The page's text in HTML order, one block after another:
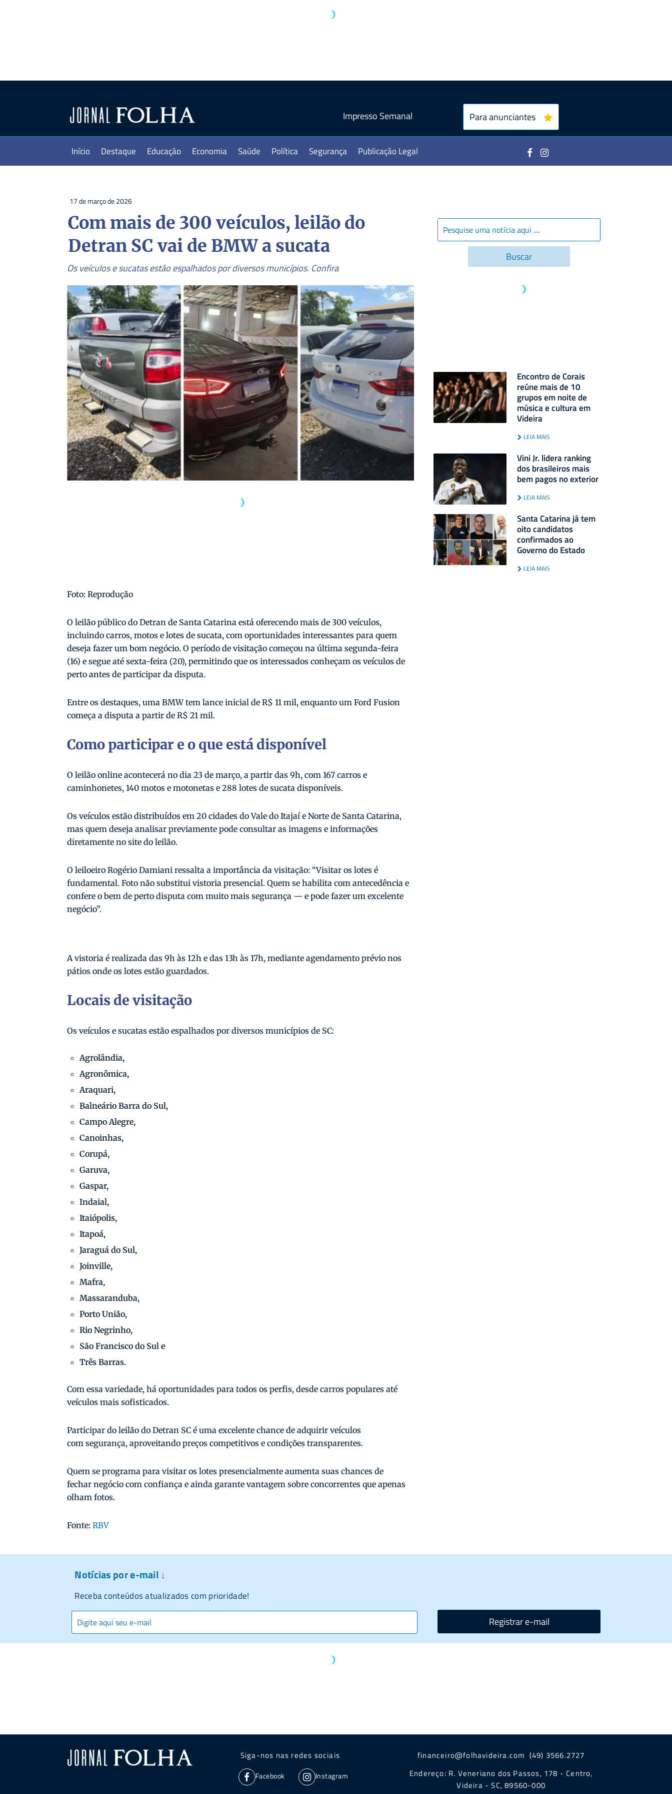
Impresso Semanal Para anunciantes
Início Destaque Educação Economia Saúde Política Segurança Publicação Legal
17 de março de 2026
Com mais de 300 veículos, leilão do
Detran SC vai de BMW a sucata
Os veículos e sucatas estão espalhados por diversos municípios. Confira
Foto: Reprodução
O leilão público do Detran de Santa Catarina está oferecendo mais de 300 veículos,
incluindo carros, motos e lotes de sucata, com oportunidades interessantes para quem
deseja fazer um bom negócio. O período de visitação começou na última segunda-feira
(16) e segue até sexta-feira (20), permitindo que os interessados conheçam os veículos de
perto antes de participar da disputa.
Entre os destaques, uma BMW tem lance inicial de R$ 11 mil, enquanto um Ford Fusion
começa a disputa a partir de R$ 21 mil.
Como participar e o que está disponível
O leilão online acontecerá no dia 23 de março, a partir das 9h, com 167 carros e
caminhonetes, 140 motos e motonetas e 288 lotes de sucata disponíveis.
Os veículos estão distribuídos em 20 cidades do Vale do Itajaí e Norte de Santa Catarina,
mas quem deseja analisar previamente pode consultar as imagens e informações
diretamente no site do leilão.
O leiloeiro Rogério Damiani ressalta a importância da visitação: “Visitar os lotes é
fundamental. Foto não substitui vistoria presencial. Quem se habilita com antecedência e
confere o bem de perto disputa com muito mais segurança — e pode fazer um excelente
negócio”.
A vistoria é realizada das 9h às 12h e das 13h às 17h, mediante agendamento prévio nos
pátios onde os lotes estão guardados.
Locais de visitação
Os veículos e sucatas estão espalhados por diversos municípios de SC:
Agrolândia,
Agronômica,
Araquari,
Balneário Barra do Sul,
Campo Alegre,
Canoinhas,
Corupá,
Garuva,
Gaspar,
Indaial,
Itaiópolis,
Itapoá,
Jaraguá do Sul,
Joinville,
Mafra,
Massaranduba,
Porto União,
Rio Negrinho,
São Francisco do Sul e
Três Barras.
Com essa variedade, há oportunidades para todos os perfis, desde carros populares até
veículos mais sofisticados.
Participar do leilão do Detran SC é uma excelente chance de adquirir veículos
com segurança, aproveitando preços competitivos e condições transparentes.
Quem se programa para visitar os lotes presencialmente aumenta suas chances de
fechar negócio com confiança e ainda garante vantagem sobre concorrentes que apenas
olham fotos.
Fonte:RBV
Encontro de Corais
reúne mais de 10
grupos em noite de
música e cultura em
Videira
LEIA MAIS
Vini Jr. lidera ranking
dos brasileiros mais
bem pagos no exterior
LEIA MAIS
Santa Catarina já tem
oito candidatos
confirmados ao
Governo do Estado
LEIA MAIS
Notícias por e-mail ↓
Receba conteúdos atualizados com prioridade!
Registrar e-mail
Siga-nos nas redes sociais
Facebook Instagram
financeiro@folhavideira.com (49) 3566.2727
Endereço: R. Veneriano dos Passos, 178 - Centro,
Videira - SC, 89560-000